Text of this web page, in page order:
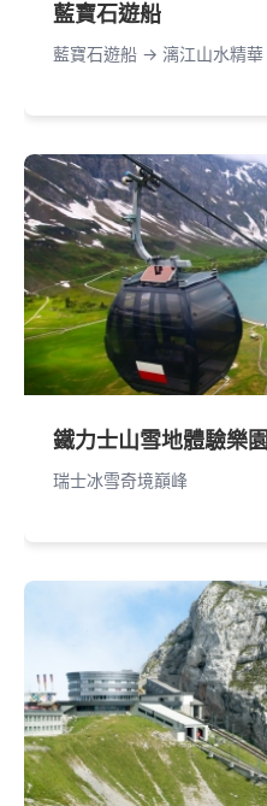
藍寶石遊船
藍寶石遊船 -> 漓江山水精華
鐵力士山雪地體驗樂園
瑞士冰雪奇境巔峰